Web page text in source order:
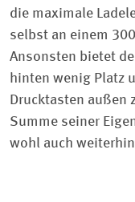
die maximale
selbst an einem
Ansonsten bietet
hinten wenig Platz
Drucktasten außen
Summe seiner
wohl auch